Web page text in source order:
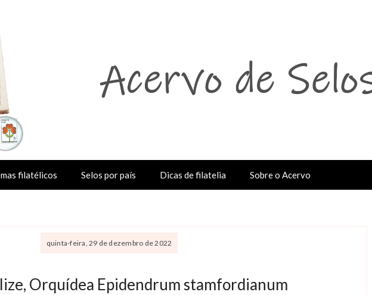
filatélicos Selos por país Dicas de filatelia Sobre o Acervo
quinta-feira, 29 de dezembro de 2022
Orquídea Epidendrum stamfordianum